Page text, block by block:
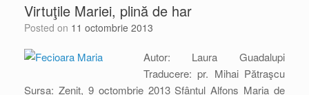
Virtuţile Mariei, plină de har
Posted on 11 octombrie 2013
Autor: Laura Guadalupi
Traducere: pr. Mihai Pătraşcu
Sursa: Zenit, 9 octombrie 2013 Sfântul Alfons Maria de